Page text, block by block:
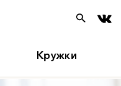
Кружки